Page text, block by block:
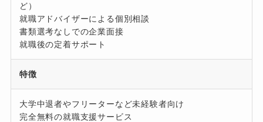
ど）
就職アドバイザーによる個別相談
書類選考なしでの企業面接
就職後の定着サポート
特徴
大学中退者やフリーターなど未経験者向け
完全無料の就職支援サービス